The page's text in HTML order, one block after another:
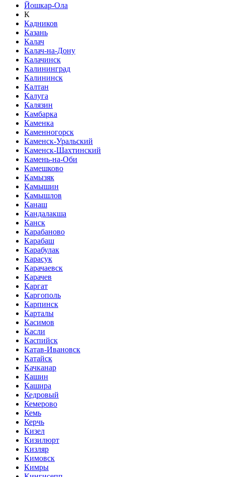
Йошкар-Ола
К
Кадников
Казань
Калач
Калач-на-Дону
Калачинск
Калининград
Калининск
Калтан
Калуга
Калязин
Камбарка
Каменка
Каменногорск
Каменск-Уральский
Каменск-Шахтинский
Камень-на-Оби
Камешково
Камызяк
Камышин
Камышлов
Канаш
Кандалакша
Канск
Карабаново
Карабаш
Карабулак
Карасук
Карачаевск
Карачев
Каргат
Каргополь
Карпинск
Карталы
Касимов
Касли
Каспийск
Катав-Ивановск
Катайск
Качканар
Кашин
Кашира
Кедровый
Кемерово
Кемь
Керчь
Кизел
Кизилюрт
Кизляр
Кимовск
Кимры